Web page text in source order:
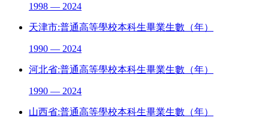
1998 — 2024
天津市:普通高等學校本科生畢業生數（年）
1990 — 2024
河北省:普通高等學校本科生畢業生數（年）
1990 — 2024
山西省:普通高等學校本科生畢業生數（年）